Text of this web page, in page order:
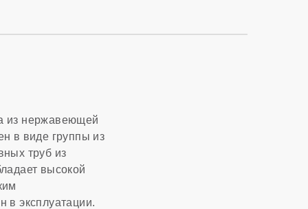
1:10
5,02 м³/час
из нержавеющей
в виде группы из
труб из
высокой
в эксплуатации.